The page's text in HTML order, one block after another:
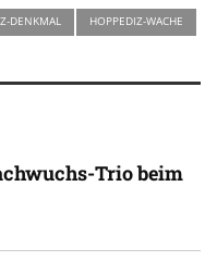
DENKMAL HOPPEDIZ-WACHE
Trio beim